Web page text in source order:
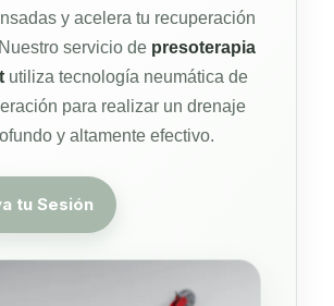
y acelera tu recuperación
servicio de presoterapia
utiliza tecnología neumática de
para realizar un drenaje
y altamente efectivo.
tu Sesión